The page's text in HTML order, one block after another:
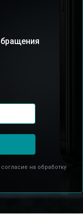
на обработку